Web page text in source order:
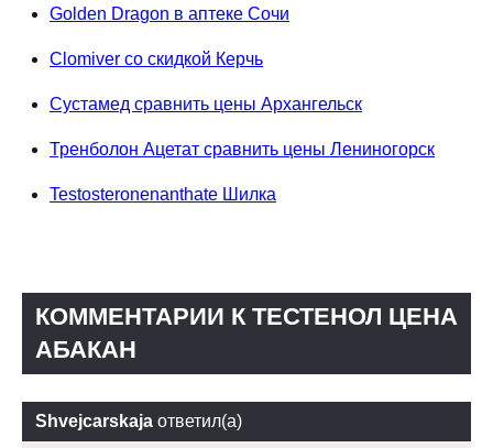
Golden Dragon в аптеке Сочи
Clomiver со скидкой Керчь
Сустамед сравнить цены Архангельск
Тренболон Ацетат сравнить цены Лениногорск
Testosteronenanthate Шилка
КОММЕНТАРИИ К ТЕСТЕНОЛ ЦЕНА
АБАКАН
Shvejcarskaja ответил(а)